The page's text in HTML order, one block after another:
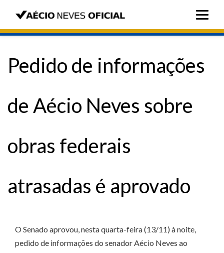
Pedido de informações
de Aécio Neves sobre
obras federais
atrasadas é aprovado
O Senado aprovou, nesta quarta-feira (13/11) à noite,
pedido de informações do senador Aécio Neves ao